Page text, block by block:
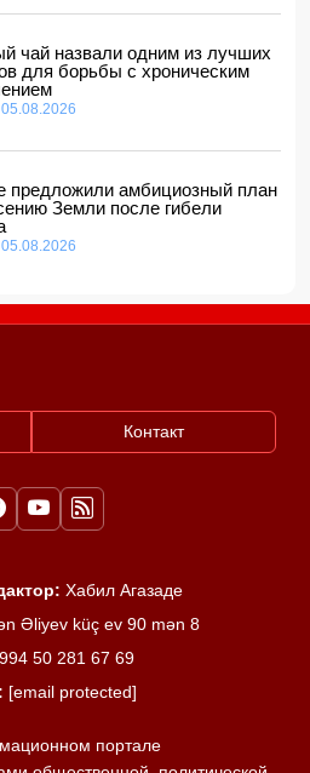
в Азовском и Чёрном
чай назвали одним из лучших
для борьбы с хроническим
предложили амбициозный план
Земли после гибели
Контакт
Хабил Агазаде
Əliyev küç ev 90 mən 8
50 281 67 69
[email protected]
портале